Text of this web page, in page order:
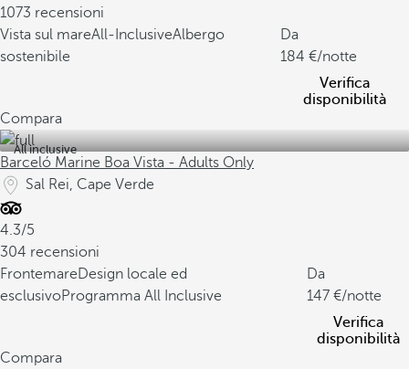
1073 recensioni
Vista sul mareAll-InclusiveAlbergo
sostenibile
Da
184
/notte
Verifica
disponibilità
Compara
All inclusive
Barceló Marine Boa Vista - Adults Only
Sal Rei, Cape Verde
4.3/5
304 recensioni
FrontemareDesign locale ed
esclusivoProgramma All Inclusive
Da
147
/notte
Verifica
disponibilità
Compara